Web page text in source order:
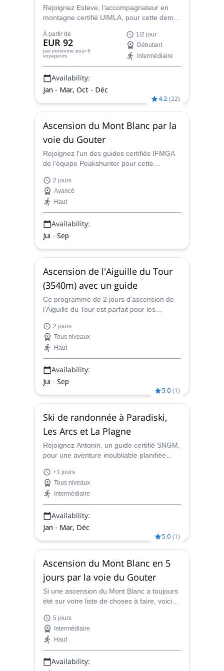
Pyrénées françaises
Rejoignez Esteve, l'accompagnateur en
montagne certifié UIMLA, pour cette demi-
l'étonnante commune de Thuès-Entre-
Valls, dans les superbes Pyrénées
françaises !
À partir de
EUR 92
par personne pour 6
voyageurs
1/2 jour
Débutant
Intermédiaire
Availability:
Jan - Mar, Oct - Déc
4.2 (22)
Ascension du Mont Blanc par la
voie du Gouter
Rejoignez l'un des guides certifiés IFMGA
de l'équipe Peakshunter pour cette
Mont Blanc par son itinéraire le plus facile,
la Route du Gouter.
2 jours
Avancé
Haut
Availability:
Jui - Sep
Ascension de l'Aiguille du Tour
(3540m) avec un guide
Ce programme de 2 jours d'ascension de
l'Aiguille du Tour est parfait pour les
Benjamin, guide certifié, pour vivre cette
expérience mémorable !
2 jours
Tous niveaux
Haut
Availability:
Jui - Sep
5.0 (1)
Ski de randonnée à Paradiski,
Les Arcs et La Plagne
Rejoignez Antonin, un guide certifié SNGM,
pour une aventure inoubliable planifiée
randonnée dans le merveilleux domaine de
Paradiski, en France, pour une journée ou
plus.
+1 jours
Tous niveaux
Intermédiaire
Availability:
Jan - Mar, Déc
5.0 (1)
Ascension du Mont Blanc en 5
jours par la voie du Gouter
Si une ascension du Mont Blanc a toujours
été sur votre liste de choses à faire, voici
Rejoignez Robin, guide de montagne
certifié IFMGA, et réalisez votre rêve !
5 jours
Intermédiaire
Haut
Availability: